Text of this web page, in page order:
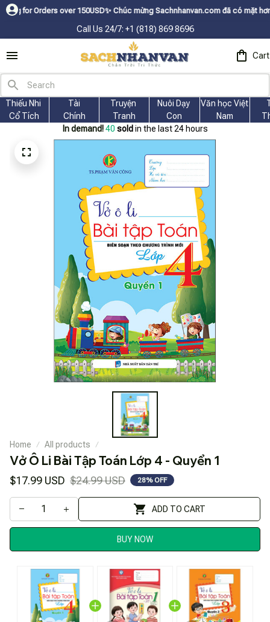
over 150USDㅤ✨Chúc mừng Sachnhanvan.com đã có mặt hơn 200 quốc
Call Us 24/7: +1 (818) 869 8696
Cart
Thiếu Nhi
Cổ Tích
Tài
Chính
Truyện
Tranh
Nuôi Dạy
Con
Văn học Việt
Nam
In demand! 41 sold in the last 24 hours
Home All products
Vở Ô Li Bài Tập Toán Lớp 4 - Quyển 1
$17.99 USD $24.99 USD 28% OFF
ADD TO CART
BUY NOW